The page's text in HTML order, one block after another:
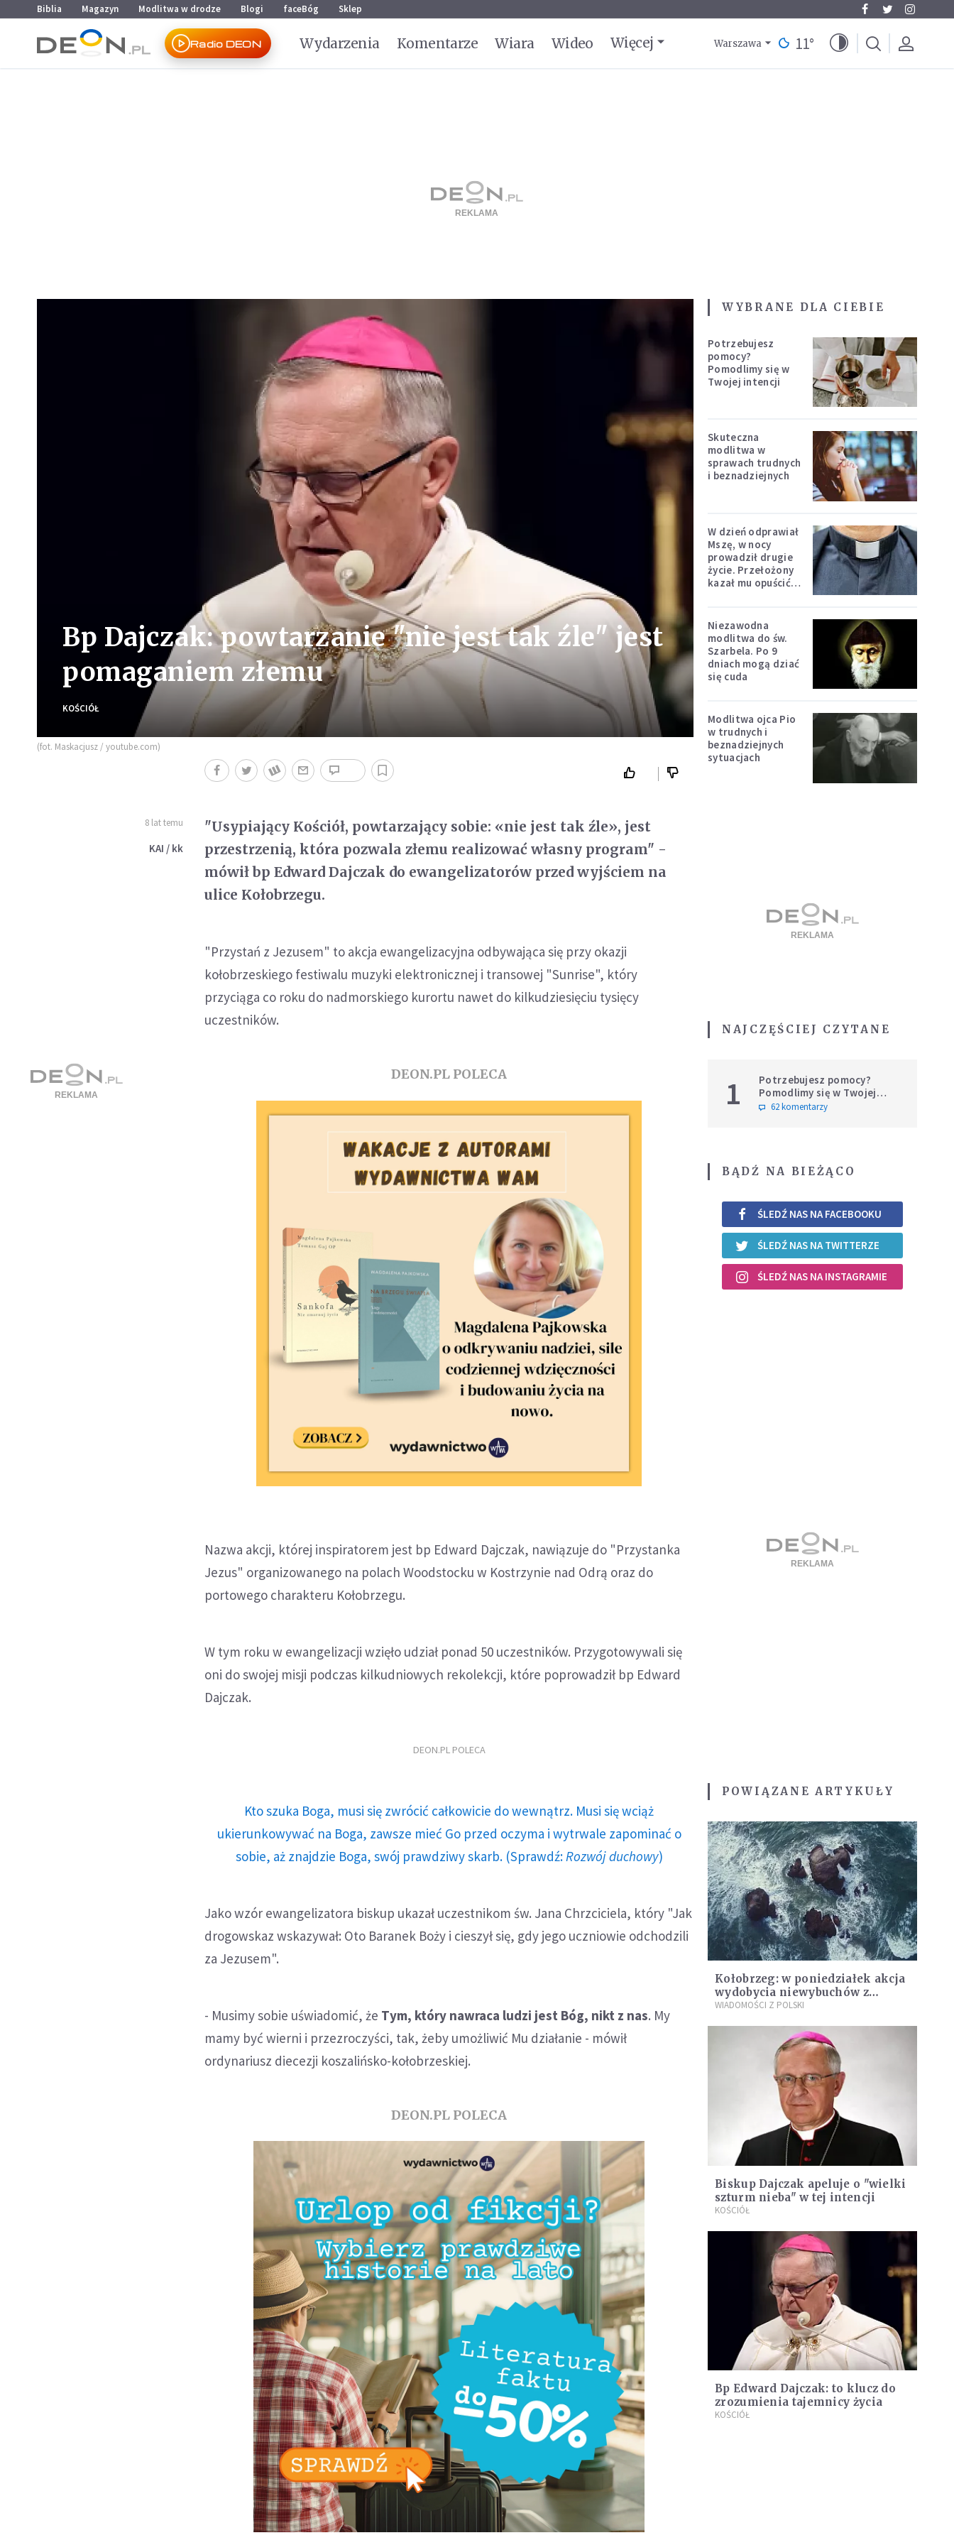
Przejdź do menu głównego
Przejdź do treści
Biblia Magazyn Modlitwa w drodze Blogi faceBóg Sklep
Radio DEON Wydarzenia Komentarze Wiara Wideo Więcej Warszawa 11°
Bp Dajczak: powtarzanie "nie jest tak źle" jest
pomaganiem złemu
KOŚCIÓŁ
(fot. Maskacjusz / youtube.com)
8 lat temu
KAI / kk
"Usypiający Kościół, powtarzający sobie: «nie jest tak źle», jest
przestrzenią, która pozwala złemu realizować własny program" -
mówił bp Edward Dajczak do ewangelizatorów przed wyjściem na
ulice Kołobrzegu.
"Przystań z Jezusem" to akcja ewangelizacyjna odbywająca się przy okazji
kołobrzeskiego festiwalu muzyki elektronicznej i transowej "Sunrise", który
przyciąga co roku do nadmorskiego kurortu nawet do kilkudziesięciu tysięcy
uczestników.
DEON.PL POLECA
Nazwa akcji, której inspiratorem jest bp Edward Dajczak, nawiązuje do "Przystanka
Jezus" organizowanego na polach Woodstocku w Kostrzynie nad Odrą oraz do
portowego charakteru Kołobrzegu.
W tym roku w ewangelizacji wzięło udział ponad 50 uczestników. Przygotowywali się
oni do swojej misji podczas kilkudniowych rekolekcji, które poprowadził bp Edward
Dajczak.
DEON.PL POLECA
Kto szuka Boga, musi się zwrócić całkowicie do wewnątrz. Musi się wciąż
ukierunkowywać na Boga, zawsze mieć Go przed oczyma i wytrwale zapominać o
sobie, aż znajdzie Boga, swój prawdziwy skarb. (Sprawdź: Rozwój duchowy)
Jako wzór ewangelizatora biskup ukazał uczestnikom św. Jana Chrzciciela, który "Jak
drogowskaz wskazywał: Oto Baranek Boży i cieszył się, gdy jego uczniowie odchodzili
za Jezusem".
- Musimy sobie uświadomić, że Tym, który nawraca ludzi jest Bóg, nikt z nas. My
mamy być wierni i przezroczyści, tak, żeby umożliwić Mu działanie - mówił
ordynariusz diecezji koszalińsko-kołobrzeskiej.
DEON.PL POLECA
WYBRANE DLA CIEBIE
Potrzebujesz
pomocy?
Pomodlimy się w
Twojej intencji
Skuteczna
modlitwa w
sprawach trudnych
i beznadziejnych
W dzień odprawiał
Mszę, w nocy
prowadził drugie
życie. Przełożony
kazał mu opuścić
Niezawodna
modlitwa do św.
Szarbela. Po 9
dniach mogą dziać
się cuda
Modlitwa ojca Pio
w trudnych i
beznadziejnych
sytuacjach
NAJCZĘŚCIEJ CZYTANE
1
Potrzebujesz pomocy?
Pomodlimy się w Twojej
intencji
62 komentarzy
BĄDŹ NA BIEŻĄCO
ŚLEDŹ NAS NA FACEBOOKU
ŚLEDŹ NAS NA TWITTERZE
ŚLEDŹ NAS NA INSTAGRAMIE
POWIĄZANE ARTYKUŁY
Kołobrzeg: w poniedziałek akcja
wydobycia niewybuchów z
Bałtyku. Ewakuują ok. 2 tys. osób
WIADOMOŚCI Z POLSKI
Biskup Dajczak apeluje o "wielki
szturm nieba" w tej intencji
KOŚCIÓŁ
Bp Edward Dajczak: to klucz do
zrozumienia tajemnicy życia
KOŚCIÓŁ